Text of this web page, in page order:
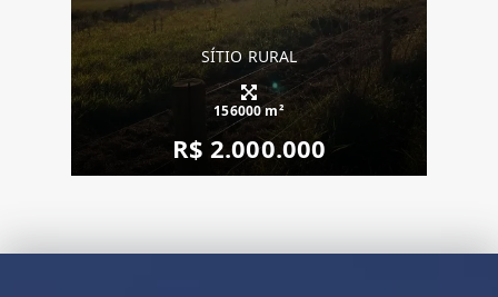
SÍTIO RURAL
156000 m²
R$ 2.000.000